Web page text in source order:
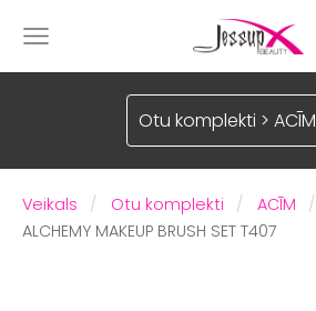
Otu komplekti > ACĪM
Veikals Otu komplekti
ACĪM
ALCHEMY MAKEUP BRUSH SET T407